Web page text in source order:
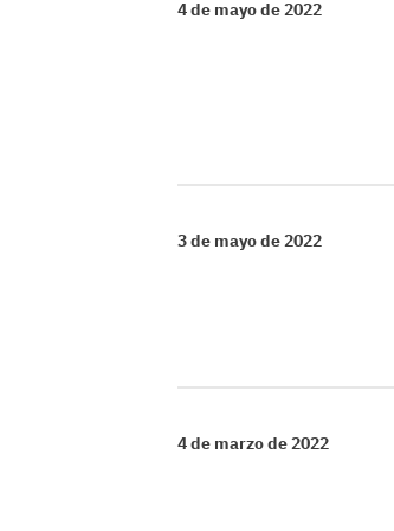
4 de mayo de 2022
3 de mayo de 2022
4 de marzo de 2022